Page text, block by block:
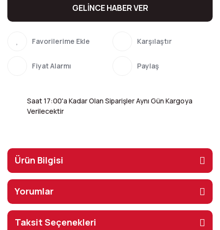
GELİNCE HABER VER
Karşılaştır
Fiyat Alarmı Paylaş
Saat 17:00'a Kadar Olan Siparişler Aynı Gün Kargoya
Verilecektir
Ürün Bilgisi
Yorumlar
Taksit Seçenekleri